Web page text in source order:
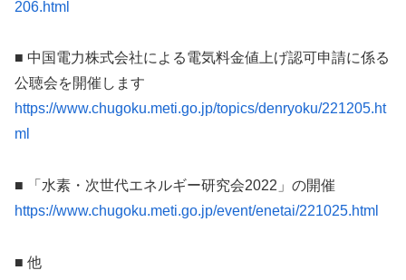
206.html
■ 中国電力株式会社による電気料金値上げ認可申請に係る
公聴会を開催します
https://www.chugoku.meti.go.jp/topics/denryoku/221205.ht
ml
■ 「水素・次世代エネルギー研究会2022」の開催
https://www.chugoku.meti.go.jp/event/enetai/221025.html
■ 他